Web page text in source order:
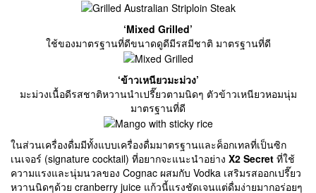
‘Mixed Grilled’
ใช้ของมาตรฐานที่ดีขนาดดูดีมีรสมีชาติ มาตรฐานที่ดี
‘ข้าวเหนียวมะม่วง’
มะม่วงเนื้อดีรสชาติหวานนำเปรี๊ยวตามนิดๆ ตัวข้าวเหนียวหอมนุ่ม
มาตรฐานที่ดี
ในส่วนเครื่องดื่มมีทั้งแบบเครื่องดื่มมาตรฐานและค็อกเทลที่เป็นซิก
เนเจอร์ (signature cocktail) ที่อยากจะแนะนำอย่าง X2 Secret ที่ใช้
ความแรงและนุ่มนวลของ Cognac ผสมกับ Vodka เสริมรสออกเปรี๊ยว
หวานนิดๆด้วย cranberry juice แก้วนี้แรงชัดเจนแต่ดื่มง่ายมากอร่อยๆ